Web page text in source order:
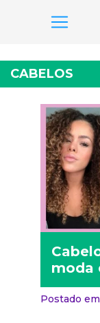
para
o
conteúdo
CABELOS
moda
Postado